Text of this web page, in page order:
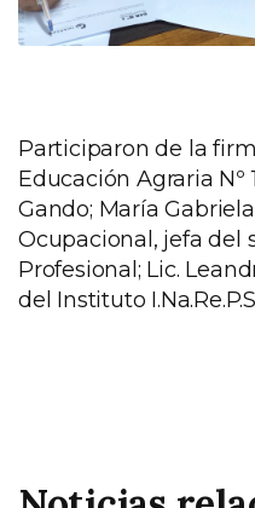
Participaron de la
Educación Agraria Nº
Gando; María
Ocupacional, jefa del
Profesional; Lic.
del Instituto